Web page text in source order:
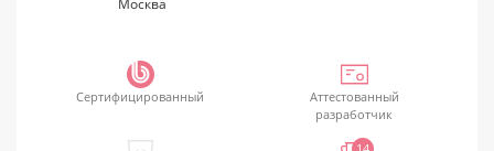
Москва
Сертифицированный
Аттестованный
разработчик